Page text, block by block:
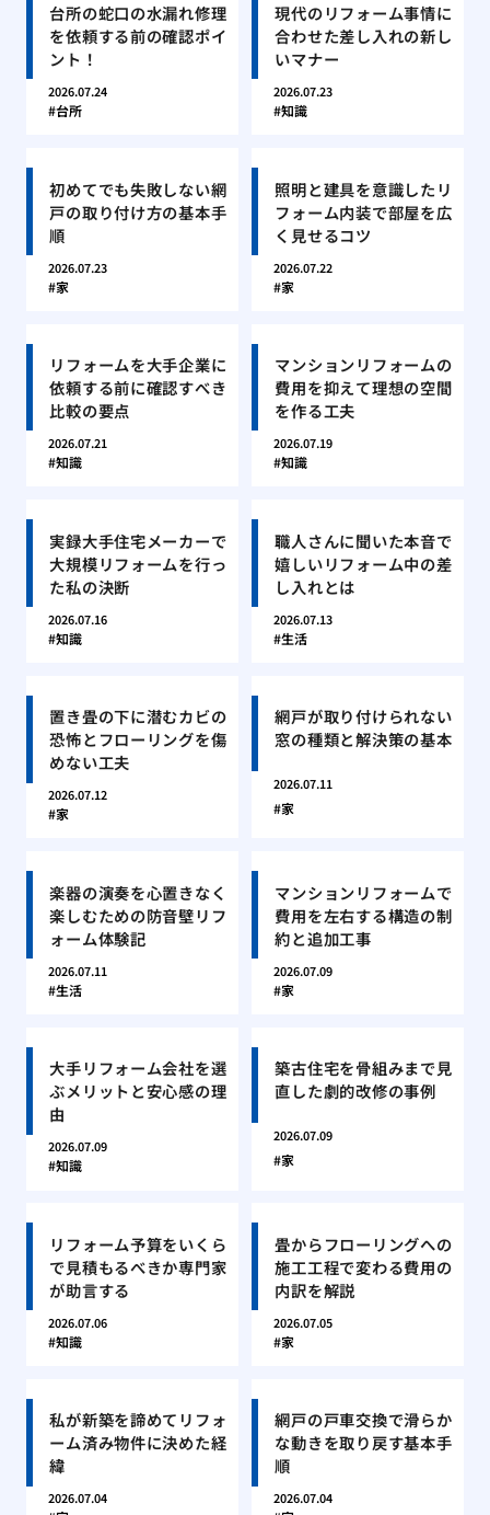
台所の蛇口の水漏れ修理
を依頼する前の確認ポイ
ント！
2026.07.24
台所
現代のリフォーム事情に
合わせた差し入れの新し
いマナー
2026.07.23
知識
初めてでも失敗しない網
戸の取り付け方の基本手
順
2026.07.23
家
照明と建具を意識したリ
フォーム内装で部屋を広
く見せるコツ
2026.07.22
家
リフォームを大手企業に
依頼する前に確認すべき
比較の要点
2026.07.21
知識
マンションリフォームの
費用を抑えて理想の空間
を作る工夫
2026.07.19
知識
実録大手住宅メーカーで
大規模リフォームを行っ
た私の決断
2026.07.16
知識
職人さんに聞いた本音で
嬉しいリフォーム中の差
し入れとは
2026.07.13
生活
置き畳の下に潜むカビの
恐怖とフローリングを傷
めない工夫
2026.07.12
家
網戸が取り付けられない
窓の種類と解決策の基本
2026.07.11
家
楽器の演奏を心置きなく
楽しむための防音壁リフ
ォーム体験記
2026.07.11
生活
マンションリフォームで
費用を左右する構造の制
約と追加工事
2026.07.09
家
大手リフォーム会社を選
ぶメリットと安心感の理
由
2026.07.09
知識
築古住宅を骨組みまで見
直した劇的改修の事例
2026.07.09
家
リフォーム予算をいくら
で見積もるべきか専門家
が助言する
2026.07.06
知識
畳からフローリングへの
施工工程で変わる費用の
内訳を解説
2026.07.05
家
私が新築を諦めてリフォ
ーム済み物件に決めた経
緯
2026.07.04
網戸の戸車交換で滑らか
な動きを取り戻す基本手
順
2026.07.04